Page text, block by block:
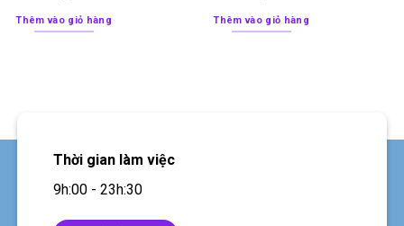
Thêm vào giỏ hàng Thêm vào giỏ hàng
Thời gian làm việc
9h:00 - 23h:30